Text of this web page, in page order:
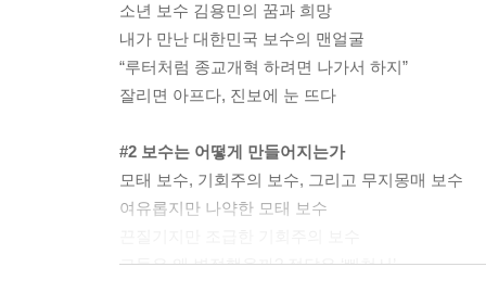
소년 보수 김용민의 꿈과 희망
내가 만난 대한민국 보수의 맨얼굴
“루터처럼 종교개혁 하려면 나가서 하지”
잘리면 아프다, 진보에 눈 뜨다
#2 보수는 어떻게 만들어지는가
모태 보수, 기회주의 보수, 그리고 무지몽매 보수
여유롭지만 나약한 모태 보수
그들은 왜 변절했을까? 정답은 ‘삐쳐서’